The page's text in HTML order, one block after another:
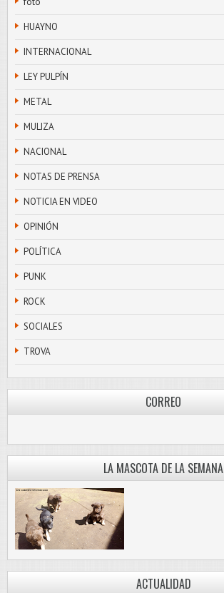
HUAYNO
INTERNACIONAL
LEY PULPÍN
METAL
MULIZA
NACIONAL
NOTAS DE PRENSA
NOTICIA EN VIDEO
OPINIÓN
POLÍTICA
PUNK
ROCK
SOCIALES
TROVA
CORREO
LA MASCOTA DE LA SEMANA
ACTUALIDAD